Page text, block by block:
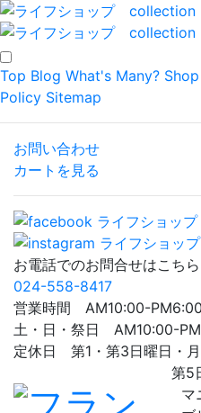
Top Blog What's Many? Shop
Policy Sitemap
お問い合わせ
カートを見る
お電話でのお問合せはこちら
024-558-8417
営業時間 AM10:00-PM6:00
土・日・祭日 AM10:00-
定休日 第1・第3日曜日・
第5日曜
マ